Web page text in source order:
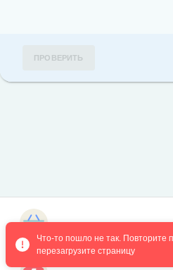
ПРОВЕРИТЬ
Что-то пошло не так. Повторите
перезагрузите страницу